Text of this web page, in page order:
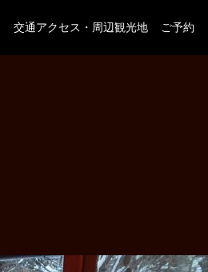
交通アクセス・周辺観光地 ご予約